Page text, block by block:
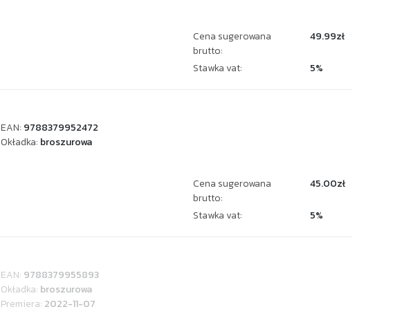
Cena sugerowana
brutto:
49.99zł
Stawka vat: 5%
EAN: 9788379952472
Okładka: broszurowa
Cena sugerowana
brutto:
45.00zł
Stawka vat: 5%
EAN: 9788379955893
Okładka: broszurowa
Premiera: 2022-11-07